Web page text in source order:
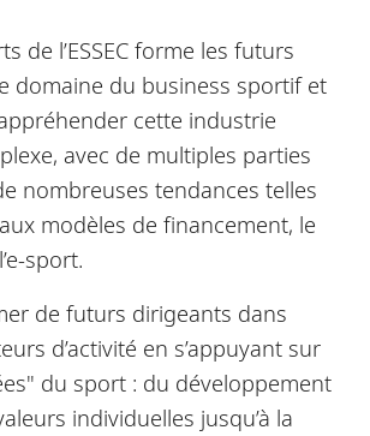
de l’ESSEC forme les futurs
domaine du business sportif et
cette industrie
avec de multiples parties
nombreuses tendances telles
modèles de financement, le
sport.
de futurs dirigeants dans
d’activité en s’appuyant sur
du sport : du développement
individuelles jusqu’à la